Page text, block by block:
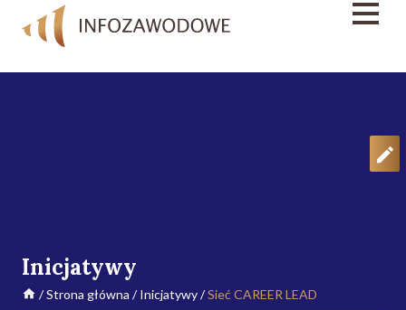
Inicjatywy
/Strona główna /Inicjatywy/Sieć CAREER LEAD